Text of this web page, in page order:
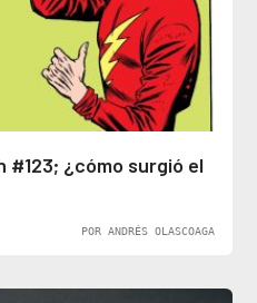
#123; ¿cómo surgió el
POR ANDRÉS OLASCOAGA